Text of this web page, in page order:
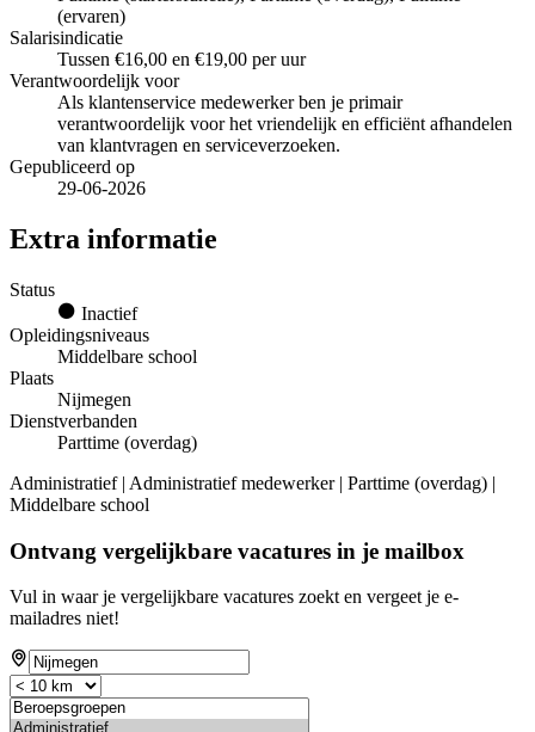
(ervaren)
Salarisindicatie
Tussen €16,00 en €19,00 per uur
Verantwoordelijk voor
Als klantenservice medewerker ben je primair
verantwoordelijk voor het vriendelijk en efficiënt afhandelen
van klantvragen en serviceverzoeken.
Gepubliceerd op
29-06-2026
Extra informatie
Status
Inactief
Opleidingsniveaus
Middelbare school
Plaats
Nijmegen
Dienstverbanden
Parttime (overdag)
Administratief | Administratief medewerker | Parttime (overdag) |
Middelbare school
Ontvang vergelijkbare vacatures in je mailbox
Vul in waar je vergelijkbare vacatures zoekt en vergeet je e-
mailadres niet!